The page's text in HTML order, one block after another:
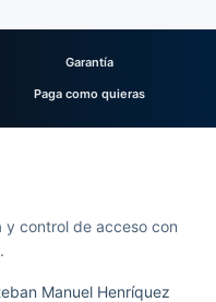
Garantía
Paga como quieras
control de acceso con
Manuel Henríquez